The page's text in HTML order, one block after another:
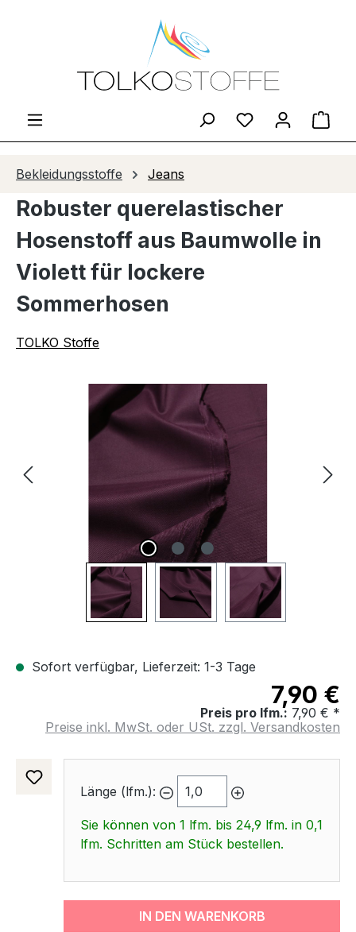
Zum Hauptinhalt springen
Du hast 0
Bekleidungsstoffe Jeans
Robuster querelastischer
Hosenstoff aus Baumwolle in
Violett für lockere
Sommerhosen
TOLKO Stoffe
Bildergalerie überspringen
Sofort verfügbar, Lieferzeit: 1-3 Tage
7,90 €
Preis pro lfm.: 7,90 € *
Preise inkl. MwSt. oder USt. zzgl. Versandkosten
Länge (lfm.):
Sie können von 1 lfm. bis 24,9 lfm. in 0,1
lfm. Schritten am Stück bestellen.
IN DEN WARENKORB